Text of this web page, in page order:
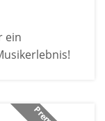
ein